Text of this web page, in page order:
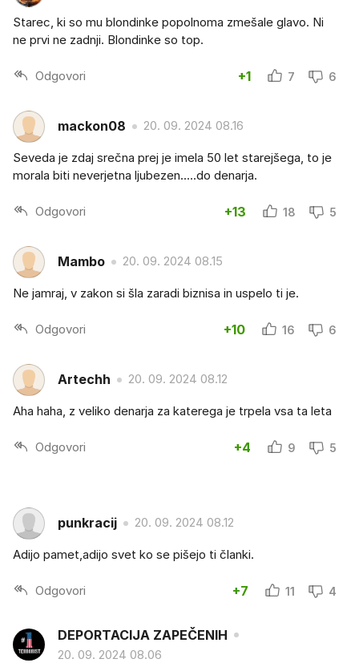
Starec, ki so mu blondinke popolnoma zmešale glavo. Ni
ne prvi ne zadnji. Blondinke so top.
Odgovori +1 7 6
mackon08 20. 09. 2024 08.16
Seveda je zdaj srečna prej je imela 50 let starejšega, to je
morala biti neverjetna ljubezen.....do denarja.
Odgovori +13 18 5
Mambo 20. 09. 2024 08.15
Ne jamraj, v zakon si šla zaradi biznisa in uspelo ti je.
Odgovori +10 16 6
Artechh 20. 09. 2024 08.12
Aha haha, z veliko denarja za katerega je trpela vsa ta leta
Odgovori +4 9 5
punkracij 20. 09. 2024 08.12
Adijo pamet,adijo svet ko se pišejo ti članki.
Odgovori +7 11 4
DEPORTACIJA ZAPEČENIH
20. 09. 2024 08.06